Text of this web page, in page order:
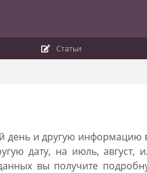
Статьи
день и другую информацию
дату, на июль, август,
вы получите